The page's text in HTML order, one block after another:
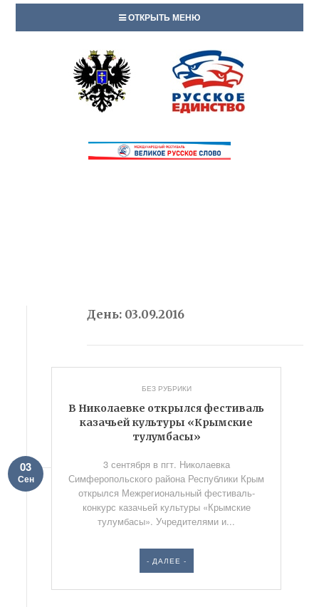
ОТКРЫТЬ МЕНЮ
День: 03.09.2016
БЕЗ РУБРИКИ
В Николаевке открылся фестиваль
казачьей культуры «Крымские
тулумбасы»
03
Сен
3 сентября в пгт. Николаевка
Симферопольского района Республики Крым
открылся Межрегиональный фестиваль-
конкурс казачьей культуры «Крымские
тулумбасы». Учредителями и...
- ДАЛЕЕ -